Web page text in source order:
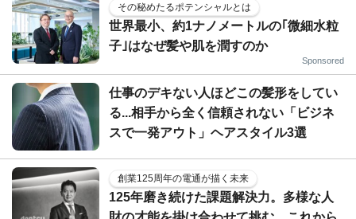
その秘めたるポテンシャルとは
世界最小、約1ナノメートルの｢微細水粒
子｣はなぜ髪や肌を潤すのか
Sponsored
仕事のデキない人ほどこの髪形をしてい
る...相手から全く信頼されない「ビジネ
スで一発アウト」ヘアスタイル3選
創業125周年の電通が描く未来
125年磨き続けた課題解決力。多様な人